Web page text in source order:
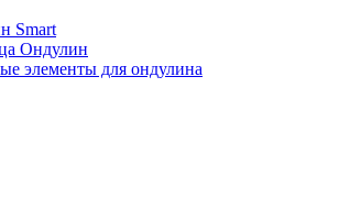
Smart
Ондулин
элементы для ондулина